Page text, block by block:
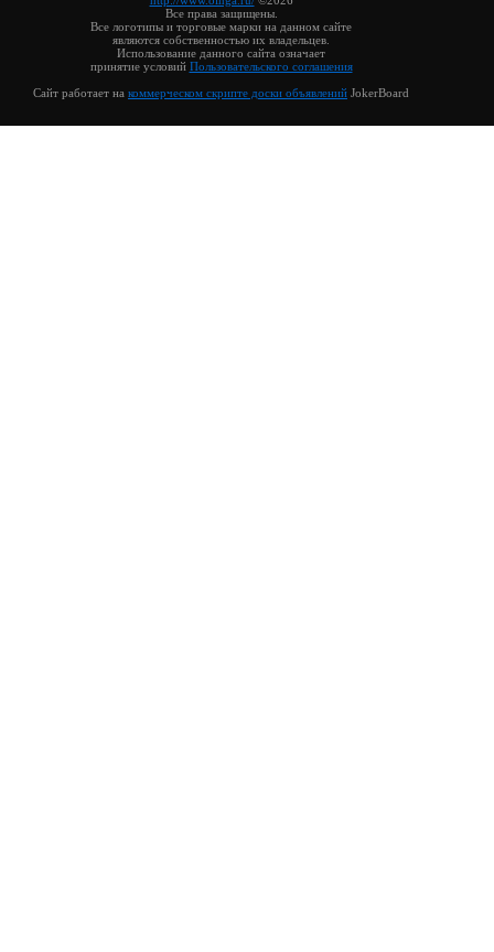
Все права защищены.
Все логотипы и торговые марки на данном сайте
являются собственностью их владельцев.
Использование данного сайта означает
принятие условий Пользовательского соглашения
Сайт работает на коммерческом скрипте доски объявлений JokerBoard